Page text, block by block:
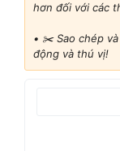
hơn đối với các
• ✂️ Sao chép và
động và thú vị!